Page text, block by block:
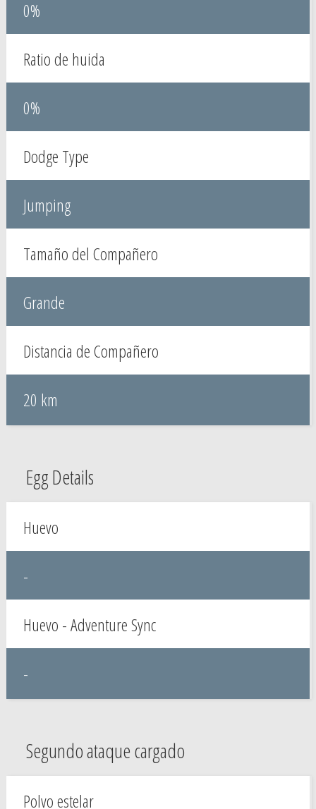
0%
Ratio de huida
0%
Dodge Type
Jumping
Tamaño del Compañero
Grande
Distancia de Compañero
20 km
Egg Details
Huevo
-
Huevo - Adventure Sync
-
Segundo ataque cargado
Polvo estelar